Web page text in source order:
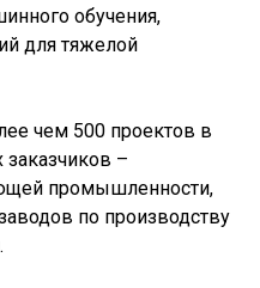
обучения,
для тяжелой
чем 500 проектов в
заказчиков –
промышленности,
по производству